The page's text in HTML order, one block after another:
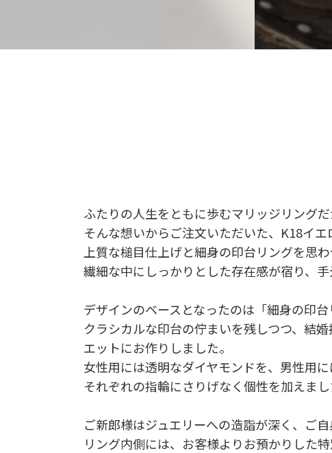
ふたりの人生をともに歩むマリッジリング
そんな想いからご注文いただいた、K18イエ
上質な槌目仕上げと細身の印台リングを思わ
繊細な中にしっかりとした存在感が宿り、
デザインのベースとなったのは「細身の印台
クラシカルな印台の佇まいを残しつつ、結
エットにお作りしました。
女性用には透明なダイヤモンドを、男性用
それぞれの指輪にさりげなく個性を加えまし
ご新郎様はジュエリーへの造詣が深く、ご
リング内側には、お客様よりお預かりした